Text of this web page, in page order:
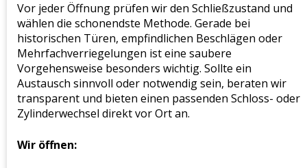
Vor jeder Öffnung prüfen wir den Schließzustand und
wählen die schonendste Methode. Gerade bei
historischen Türen, empfindlichen Beschlägen oder
Mehrfachverriegelungen ist eine saubere
Vorgehensweise besonders wichtig. Sollte ein
Austausch sinnvoll oder notwendig sein, beraten wir
transparent und bieten einen passenden Schloss- oder
Zylinderwechsel direkt vor Ort an.
Wir öffnen: